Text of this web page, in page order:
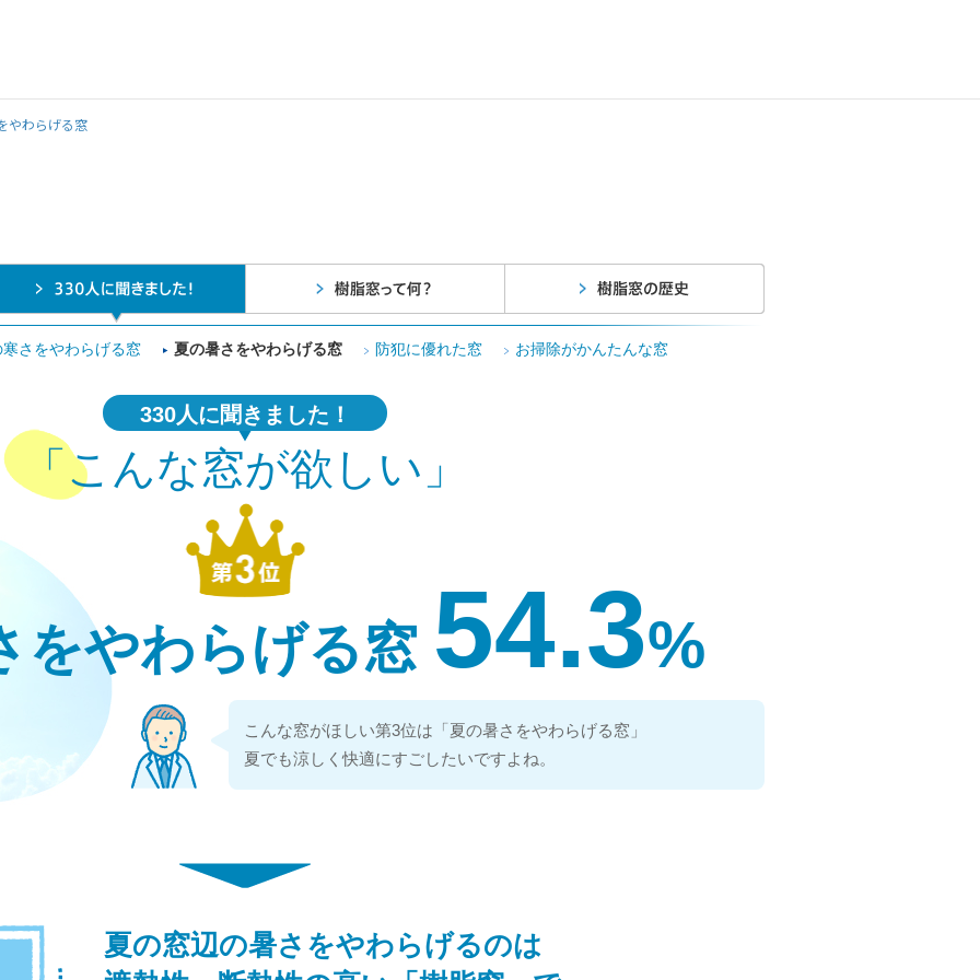
やわらげる窓
寒さをやわらげる窓 夏の暑さをやわらげる窓 防犯に優れた窓 お掃除がかんたんな窓
330人に聞きました！
「こんな窓が欲しい」
をやわらげる窓 54.3%
こんな窓がほしい第3位は「夏の暑さをやわらげる窓」
夏でも涼しく快適にすごしたいですよね。
夏の窓辺の暑さをやわらげるのは